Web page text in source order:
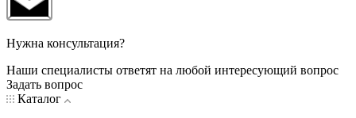
Нужна консультация?
Наши специалисты ответят на любой интересующий вопрос
Задать вопрос
Каталог